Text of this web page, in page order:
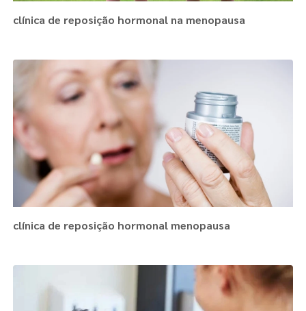
clínica de reposição hormonal na menopausa
clínica de reposição hormonal menopausa